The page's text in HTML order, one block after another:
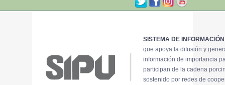
SISTEMA DE
que apoya la difusión y
información de importancia
participan de la cadena
sostenido por redes de